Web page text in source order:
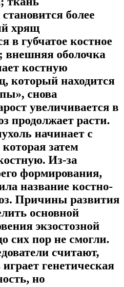
более
хрящ
в губчатое костное
внешняя оболочка
костную
который находится
снова
увеличивается в
продолжает расти.
начинает с
затем
Из-за
формирования,
название костно-
Причины развития
основной
экзостозной
сих пор не смогли.
считают,
генетическая
но